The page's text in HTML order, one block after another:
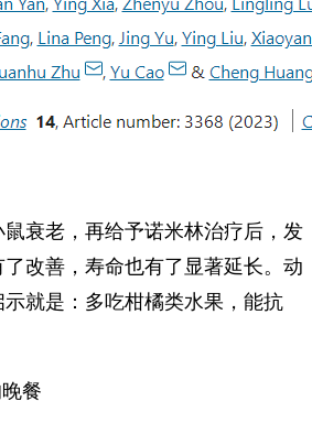
衰老，再给予诺米林治疗后，发
改善，寿命也有了显著延长。动
就是： 多吃柑橘类水果，能抗
餐